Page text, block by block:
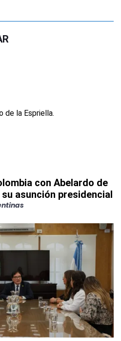
con Abelardo de
asunción presidencial